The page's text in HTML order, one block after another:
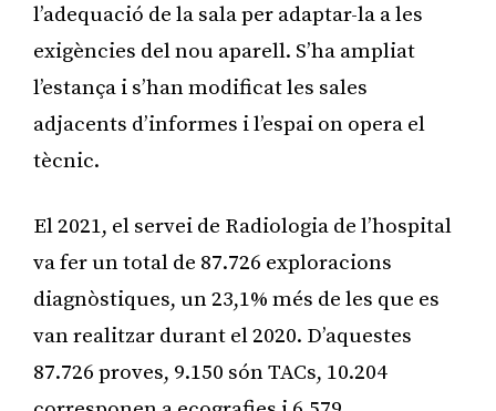
l’adequació de la sala per adaptar-la a les
exigències del nou aparell. S’ha ampliat
l’estança i s’han modificat les sales
adjacents d’informes i l’espai on opera el
tècnic.
El 2021, el servei de Radiologia de l’hospital
va fer un total de 87.726 exploracions
diagnòstiques, un 23,1% més de les que es
van realitzar durant el 2020. D’aquestes
87.726 proves, 9.150 són TACs, 10.204